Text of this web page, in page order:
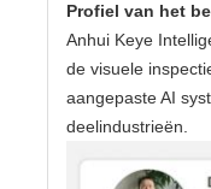
Profiel van het
Anhui Keye
de visuele
aangepaste AI
deelindustrieën.